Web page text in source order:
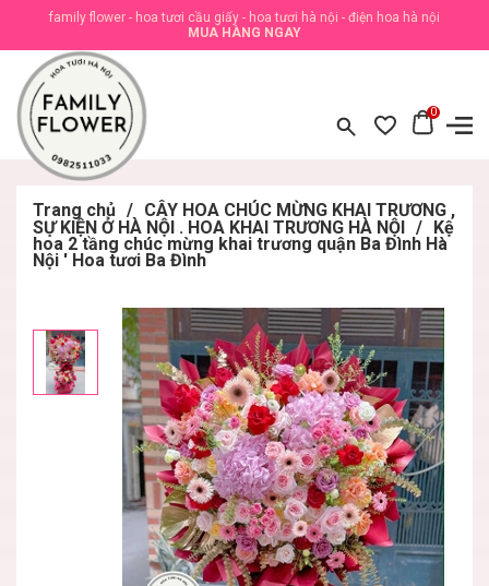
family flower - hoa tươi cầu giấy - hoa tươi hà nội - điện hoa hà nội
MUA HÀNG NGAY
0
Trang chủ / CÂY HOA CHÚC MỪNG KHAI TRƯƠNG ,
SỰ KIỆN Ở HÀ NỘI . HOA KHAI TRƯƠNG HÀ NỘI / Kệ
hoa 2 tầng chúc mừng khai trương quận Ba Đình Hà
Nội ' Hoa tươi Ba Đình